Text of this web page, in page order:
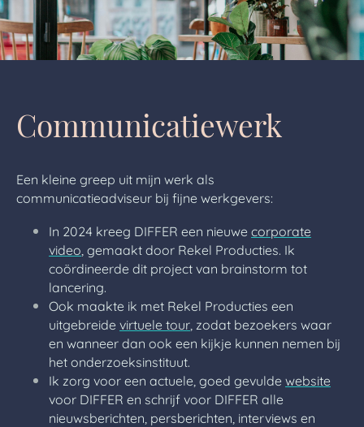
Communicatiewerk
Een kleine greep uit mijn werk als
communicatieadviseur bij fijne werkgevers:
In 2024 kreeg DIFFER een nieuwe corporate
video , gemaakt door Rekel Producties. Ik
coördineerde dit project van brainstorm tot
lancering.
Ook maakte ik met Rekel Producties een
uitgebreide virtuele tour , zodat bezoekers waar
en wanneer dan ook een kijkje kunnen nemen bij
het onderzoeksinstituut.
Ik zorg voor een actuele, goed gevulde website
voor DIFFER en schrijf voor DIFFER alle
nieuwsberichten, persberichten, interviews en